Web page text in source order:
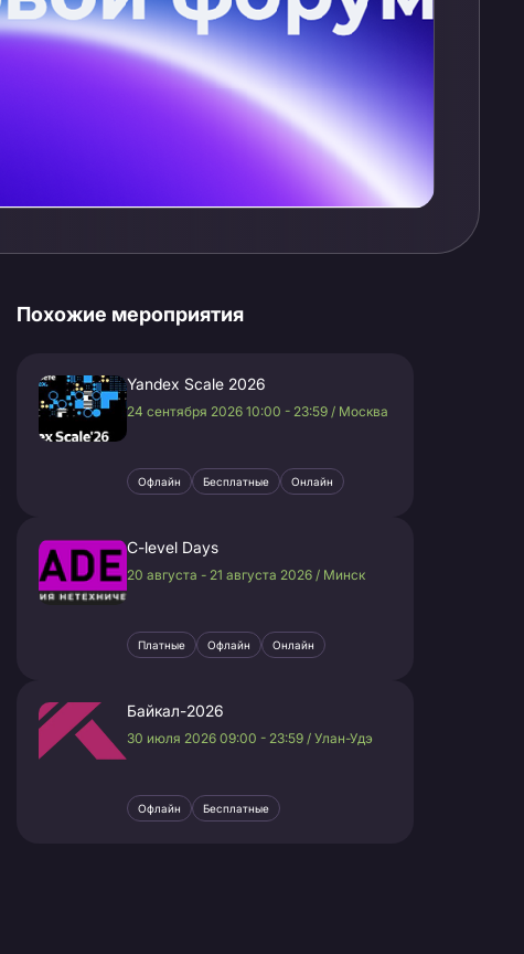
Похожие мероприятия
Yandex Scale 2026
24 сентября 2026 10:00 - 23:59 / Москва
Офлайн Бесплатные Онлайн
C-level Days
20 августа - 21 августа 2026 / Минск
Платные Офлайн Онлайн
Байкал-2026
30 июля 2026 09:00 - 23:59 / Улан-Удэ
Офлайн Бесплатные